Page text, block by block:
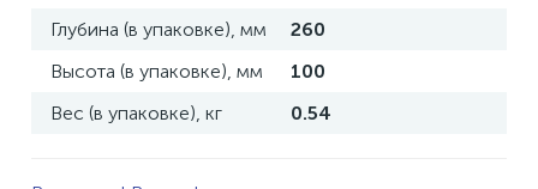
Глубина (в упаковке), мм
260
Высота (в упаковке), мм
100
Вес (в упаковке), кг
0.54